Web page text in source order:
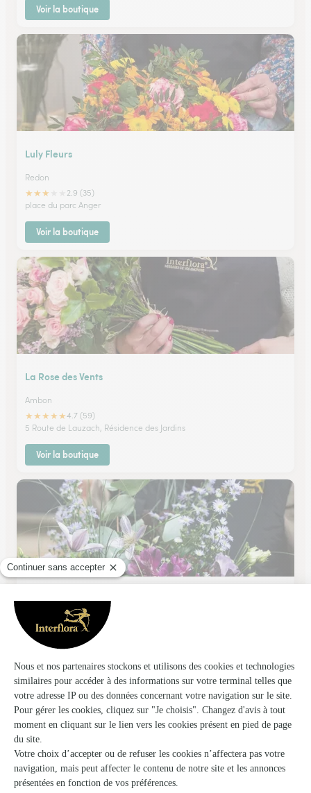
Voir la boutique
Luly Fleurs
Redon
★★★
2.9 (35)
place du parc Anger
Voir la boutique
La Rose des Vents
Ambon
★★★★★4.7 (59)
5 Route de Lauzach, Résidence des Jardins
Voir la boutique
Myriam Fleurs
Ploermel
★★
4.1 (111)
Sté FIRRO Place Sénéchal Perret
Voir la boutique